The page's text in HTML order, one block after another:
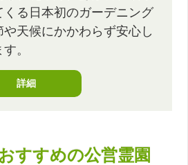
る日本初のガーデニング
天候にかかわらず安心し
。
詳細
すすめの公営霊園